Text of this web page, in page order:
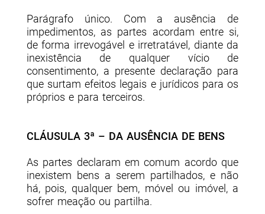
Parágrafo único. Com a ausência de
impedimentos, as partes acordam entre si,
de forma irrevogável e irretratável, diante da
inexistência de qualquer vício de
consentimento, a presente declaração para
que surtam efeitos legais e jurídicos para os
próprios e para terceiros.
CLÁUSULA 3ª – DA AUSÊNCIA DE BENS
As partes declaram em comum acordo que
inexistem bens a serem partilhados, e não
há, pois, qualquer bem, móvel ou imóvel, a
sofrer meação ou partilha.